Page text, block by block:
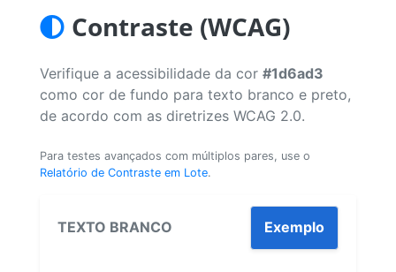
Contraste (WCAG)
Verifique a acessibilidade da cor #1d6ad3
como cor de fundo para texto branco e preto,
de acordo com as diretrizes WCAG 2.0.
Para testes avançados com múltiplos pares, use o
Relatório de Contraste em Lote.
TEXTO BRANCO Exemplo